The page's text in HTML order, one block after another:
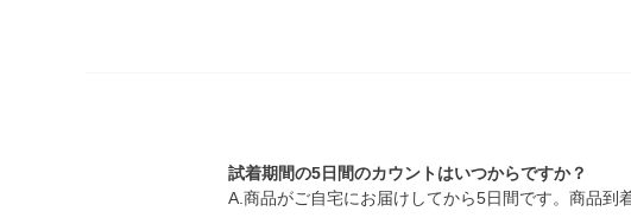
試着期間の5日間のカウントはいつからですか？
A.商品がご自宅にお届けしてから5日間です。商品到